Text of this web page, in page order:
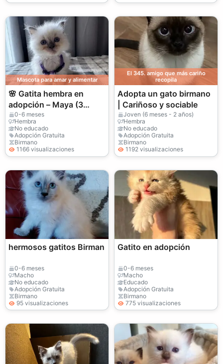
Mascota para amar y alimentar
🌸 Gatita hembra en
adopción – Maya (3
meses) 🌸
0-6 meses
Hembra
No educado
Adopción Gratuita
Birmano
1166 visualizaciones
El 345. amigo que más cariño
recopila
Adopta un gato birmano
| Cariñoso y sociable
Joven (6 meses - 2 años)
Hembra
No educado
Adopción Gratuita
Birmano
1192 visualizaciones
hermosos gatitos Birman
0-6 meses
Macho
No educado
Adopción Gratuita
Birmano
95 visualizaciones
Gatito en adopción
0-6 meses
Macho
Educado
Adopción Gratuita
Birmano
775 visualizaciones